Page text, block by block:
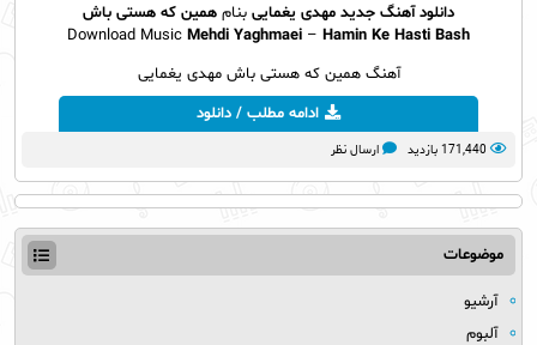
دانلود آهنگ جدید مهدی یغمایی بنام همین که هستی باش
Download Music Mehdi Yaghmaei – Hamin Ke Hasti Bash
آهنگ همین که هستی باش مهدی یغمایی
ادامه مطلب / دانلود
171,440 بازدید ارسال نظر
موضوعات
آرشیو
آلبوم